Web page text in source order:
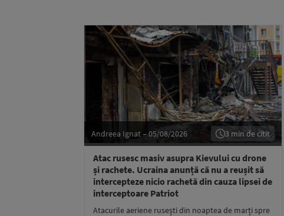
Andreea Ignat – 05/08/2026 3 min de citit
Atac rusesc masiv asupra Kievului cu drone
și rachete. Ucraina anunță că nu a reușit să
intercepteze nicio rachetă din cauza lipsei de
interceptoare Patriot
Atacurile aeriene rusești din noaptea de marți spre